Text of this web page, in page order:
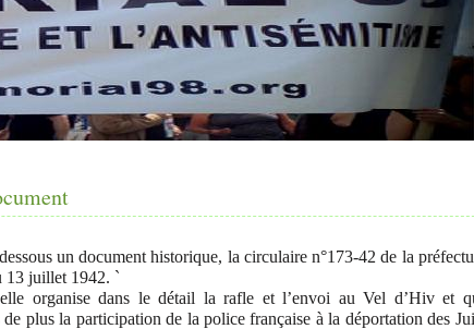
un document historique, la circulaire n°173-42 de la
13 juillet 1942. `
organise dans le détail la rafle et l’envoi au Vel d’Hiv et
plus la participation de la police française à la déportation des